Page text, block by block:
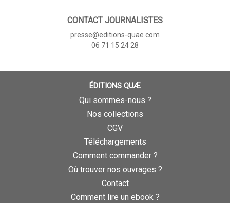
CONTACT JOURNALISTES
presse@editions-quae.com
06 71 15 24 28
ÉDITIONS QUÆ
Qui sommes-nous ?
Nos collections
CGV
Téléchargements
Comment commander ?
Où trouver nos ouvrages ?
Contact
Comment lire un ebook ?